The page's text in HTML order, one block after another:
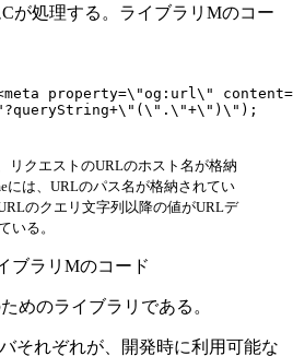
が処理する。ライブラリMのコー
property=\"og:url\"
リクエストのURLのホスト名が格納
には、URLのパス名が格納されてい
のクエリ文字列以降の値がURLデ
いる。
ブラリMのコード
めのライブラリである。
それぞれが、開発時に利用可能な